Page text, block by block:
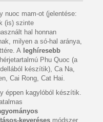
nuoc mam-ot (jelentése:
(is) szinte
hal honnan
milyen a só-hal aránya,
A leghíresebb
Phu Quoc (a
készítik), Ca Na,
Cai Rong, Cat Hai.
éppen kagylóból készítik.
keveréses módszer